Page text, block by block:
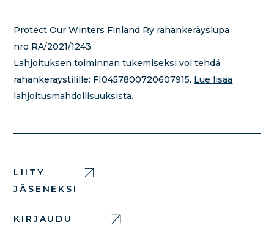
Protect Our Winters Finland Ry rahankeräyslupa
nro RA/2021/1243.
Lahjoituksen toiminnan tukemiseksi voi tehdä
rahankeräystilille: FI0457800720607915. Lue lisää
lahjoitusmahdollisuuksista.
LIITY
JÄSENEKSI
KIRJAUDU